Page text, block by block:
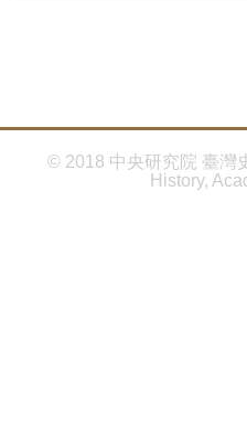
© 2018 中央研究院 臺灣
History,